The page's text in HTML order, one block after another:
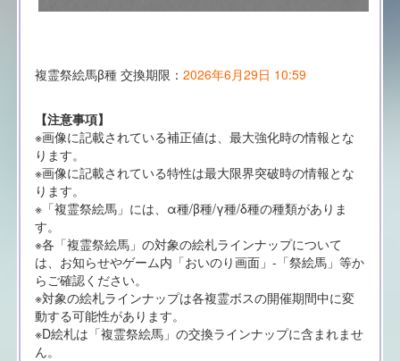
複霊祭絵馬β種 交換期限： 2026年6月29日 10:59
【注意事項】
※画像に記載されている補正値は、最大強化時の情報とな
ります。
※画像に記載されている特性は最大限界突破時の情報とな
ります。
※「複霊祭絵馬」には、α種/β種/γ種/δ種の種類がありま
す。
※各「複霊祭絵馬」の対象の絵札ラインナップについて
は、お知らせやゲーム内「おいのり画面」-「祭絵馬」等か
らご確認ください。
※対象の絵札ラインナップは各複霊ボスの開催期間中に変
動する可能性があります。
※D絵札は「複霊祭絵馬」の交換ラインナップに含まれませ
ん。